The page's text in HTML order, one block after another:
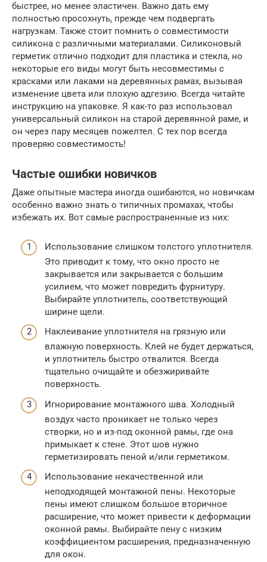
быстрее, но менее эластичен. Важно дать ему
полностью просохнуть, прежде чем подвергать
нагрузкам. Также стоит помнить о совместимости
силикона с различными материалами. Силиконовый
герметик отлично подходит для пластика и стекла, но
некоторые его виды могут быть несовместимы с
красками или лаками на деревянных рамах, вызывая
изменение цвета или плохую адгезию. Всегда читайте
инструкцию на упаковке. Я как-то раз использовал
универсальный силикон на старой деревянной раме, и
он через пару месяцев пожелтел. С тех пор всегда
проверяю совместимость!
Частые ошибки новичков
Даже опытные мастера иногда ошибаются, но новичкам
особенно важно знать о типичных промахах, чтобы
избежать их. Вот самые распространенные из них:
Использование слишком толстого уплотнителя.
Это приводит к тому, что окно просто не
закрывается или закрывается с большим
усилием, что может повредить фурнитуру.
Выбирайте уплотнитель, соответствующий
ширине щели.
Наклеивание уплотнителя на грязную или
влажную поверхность. Клей не будет держаться,
и уплотнитель быстро отвалится. Всегда
тщательно очищайте и обезжиривайте
поверхность.
Игнорирование монтажного шва. Холодный
воздух часто проникает не только через
створки, но и из-под оконной рамы, где она
примыкает к стене. Этот шов нужно
герметизировать пеной и/или герметиком.
Использование некачественной или
неподходящей монтажной пены. Некоторые
пены имеют слишком большое вторичное
расширение, что может привести к деформации
оконной рамы. Выбирайте пену с низким
коэффициентом расширения, предназначенную
для окон.